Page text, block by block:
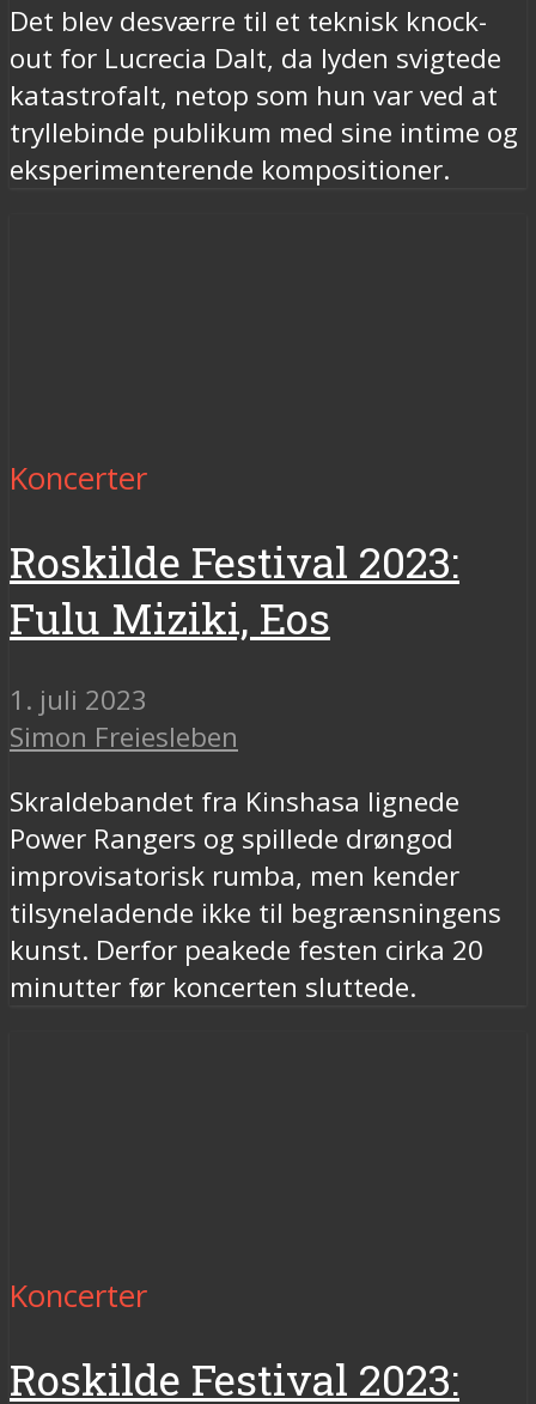
Det blev desværre til et teknisk knock-
out for Lucrecia Dalt, da lyden svigtede
katastrofalt, netop som hun var ved at
tryllebinde publikum med sine intime og
eksperimenterende kompositioner.
Koncerter
Roskilde Festival 2023:
Fulu Miziki, Eos
1. juli 2023
Simon Freiesleben
Skraldebandet fra Kinshasa lignede
Power Rangers og spillede drøngod
improvisatorisk rumba, men kender
tilsyneladende ikke til begrænsningens
kunst. Derfor peakede festen cirka 20
minutter før koncerten sluttede.
Koncerter
Roskilde Festival 2023: